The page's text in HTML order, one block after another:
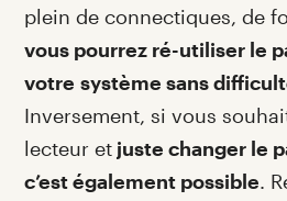
plein de connectiques, de
vous pourrez ré-utiliser le
votre système sans
Inversement, si vous
lecteur et juste changer le
c’est également possible.